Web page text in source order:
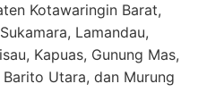
Kotawaringin Barat,
Lamandau,
Kapuas, Gunung Mas,
Utara, dan Murung